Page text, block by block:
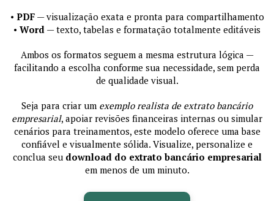
• PDF— visualização exata e pronta para compartilhamento
• Word — texto, tabelas e formatação totalmente editáveis
Ambos os formatos seguem a mesma estrutura lógica —
facilitando a escolha conforme sua necessidade, sem perda
de qualidade visual.
Seja para criar um exemplo realista de extrato bancário
empresarial, apoiar revisões financeiras internas ou simular
cenários para treinamentos, este modelo oferece uma base
confiável e visualmente sólida. Visualize, personalize e
conclua seu download do extrato bancário empresarial
em menos de um minuto.